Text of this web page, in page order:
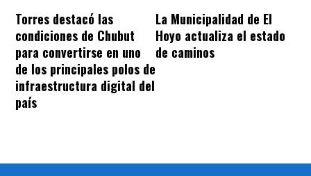
Torres destacó las
condiciones de Chubut
para convertirse en uno
de los principales polos de
infraestructura digital del
país
La Municipalidad de El
Hoyo actualiza el estado
de caminos